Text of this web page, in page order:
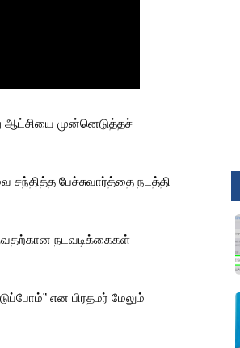
ஆட்சியை முன்னெடுத்தச்
சந்தித்த பேச்சுவார்த்தை நடத்தி
நடவடிக்கைகள்
என பிரதமர் மேலும்